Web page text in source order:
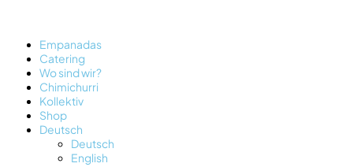
Empanadas
Catering
Wo sind wir?
Chimichurri
Kollektiv
Shop
Deutsch
Deutsch
English